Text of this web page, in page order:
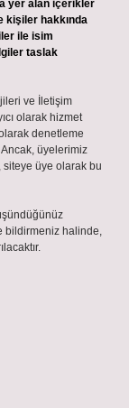
yer alan içerikler
kişiler hakkında
ile isim
taslak
ve İletişim
olarak hizmet
denetleme
üyelerimiz
siteye üye olarak bu
bildirmeniz halinde,